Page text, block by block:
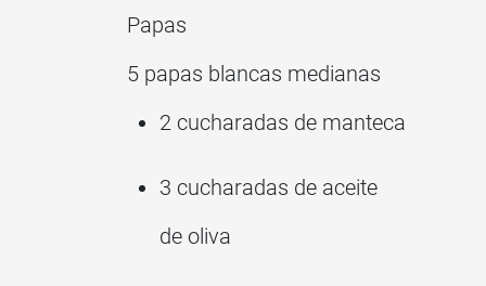
Papas
5 papas blancas medianas
2 cucharadas de manteca
3 cucharadas de aceite
de oliva